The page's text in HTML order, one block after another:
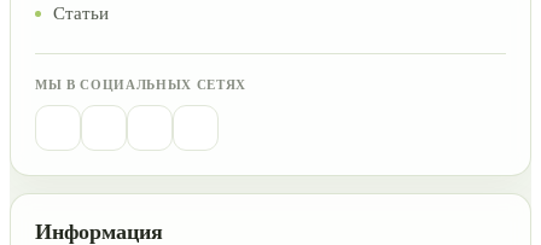
Статьи
МЫ В СОЦИАЛЬНЫХ СЕТЯХ
Информация